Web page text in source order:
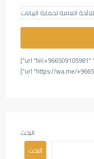
العامة لحماية البيانات
البحث
البحث